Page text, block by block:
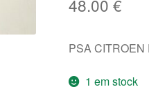
48.00 €
PSA CITROEN
1 em stock